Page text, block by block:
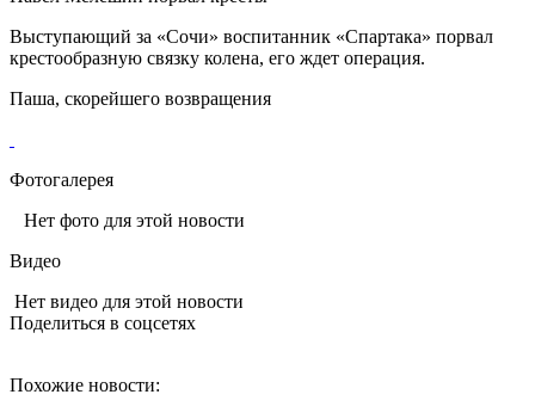
Выступающий за «Сочи» воспитанник «Спартака» порвал
крестообразную связку колена, его ждет операция.
Паша, скорейшего возвращения
Фотогалерея
Нет фото для этой новости
Видео
Нет видео для этой новости
Поделиться в соцсетях
Похожие новости: